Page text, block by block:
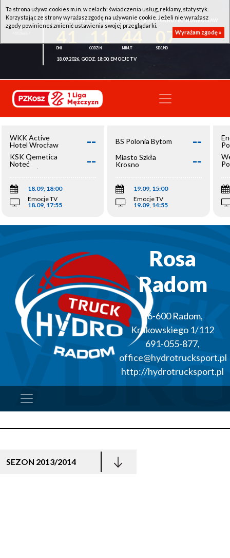
WKK ACTIVE HOTEL WROCŁAW - KSK QEMETICA NOTEĆ INOWROCŁAW
07
18.09.2026, GODZ. 18:00, EMOCJE TV
WKK Active
Hotel Wrocław
--
KSK Qemetica
Noteć
Inowrocław
--
18.09, 18:00
Emocje TV
18.09, 17:55
BS Polonia Bytom --
Miasto Szkła
Krosno
--
19.09, 15:00
Emocje TV
19.09, 14:55
Rosa
Radom
26-600 Radom,
Krukowskiego 1/112
691-055-877,
office@hydrotrucksport.pl
http://hydrotrucksport.pl
SEZON 2013/2014
Ta strona używa cookies m.in. w celach: świadczenia usług, reklamy, statystyk.
Korzystając ze strony wyrażasz zgodę na używanie cookie. Jeżeli nie wyrażasz
zgody powinieneś zmienić ustawienia swojej przeglądarki.
Wyrażam zgodę »